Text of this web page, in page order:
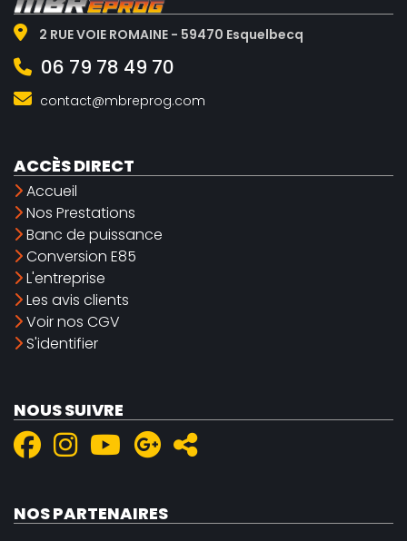
2 RUE VOIE ROMAINE - 59470 Esquelbecq
06 79 78 49 70
contact@mbreprog.com
ACCÈS DIRECT
Accueil
Nos Prestations
Banc de puissance
Conversion E85
L'entreprise
Les avis clients
Voir nos CGV
S'identifier
NOUS SUIVRE
NOS PARTENAIRES